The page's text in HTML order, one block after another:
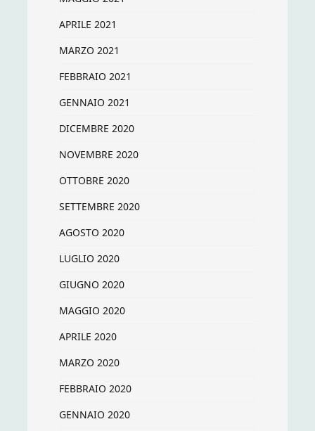
APRILE 2021
MARZO 2021
FEBBRAIO 2021
GENNAIO 2021
DICEMBRE 2020
NOVEMBRE 2020
OTTOBRE 2020
SETTEMBRE 2020
AGOSTO 2020
LUGLIO 2020
GIUGNO 2020
MAGGIO 2020
APRILE 2020
MARZO 2020
FEBBRAIO 2020
GENNAIO 2020